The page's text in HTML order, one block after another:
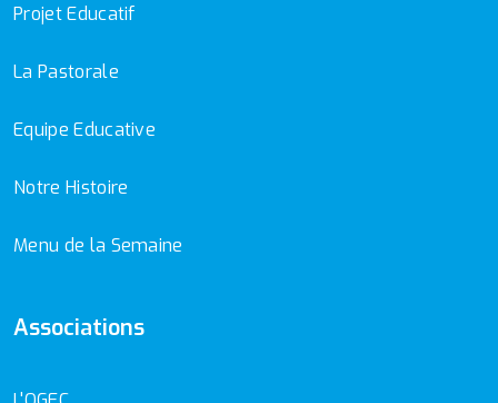
Projet Educatif
La Pastorale
Equipe Educative
Notre Histoire
Menu de la Semaine
Associations